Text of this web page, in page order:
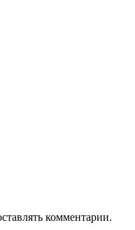
комментарии.